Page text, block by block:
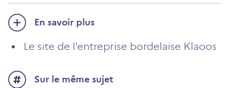
En savoir plus
Le site de l'entreprise bordelaise Klaoos
Sur le même sujet